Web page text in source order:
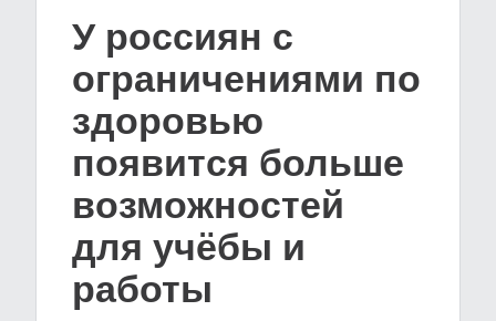
У россиян с
ограничениями по
здоровью
появится больше
возможностей
для учёбы и
работы